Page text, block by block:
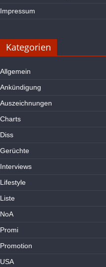
Impressum
Kategorien
Allgemein
Ankündigung
Auszeichnungen
Charts
Diss
Gerüchte
Interviews
Lifestyle
Liste
NoA
Promi
Promotion
USA